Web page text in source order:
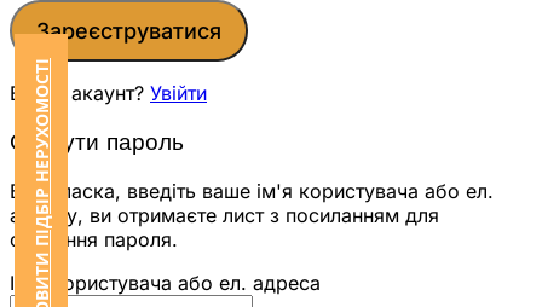
ЗАМОВИТИ ПІДБІР НЕРУХОМОСТІ
Зареєструватися
Вже є акаунт? Увійти
Скинути пароль
Будь ласка, введіть ваше ім'я користувача або ел.
адресу, ви отримаєте лист з посиланням для
скидання пароля.
Ім'я користувача або ел. адреса